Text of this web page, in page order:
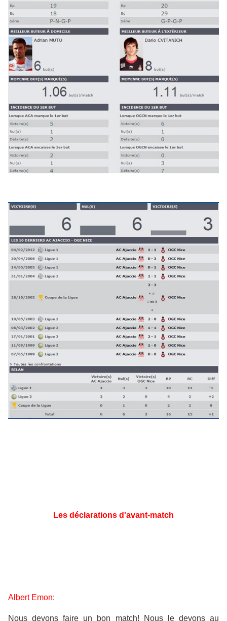
Les déclarations d'avant-match
Albert Emon:
Nous devons faire un bon match! Nous le devons au